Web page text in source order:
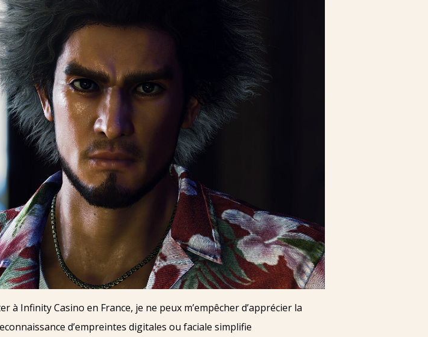
Infinity Casino en France, je ne peux m’empêcher d’apprécier la
d’empreintes digitales ou faciale simplifie